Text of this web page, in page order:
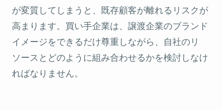
が変質してしまうと、既存顧客が離れるリスクが
高まります。買い手企業は、譲渡企業のブランド
イメージをできるだけ尊重しながら、自社のリ
ソースとどのように組み合わせるかを検討しなけ
ればなりません。